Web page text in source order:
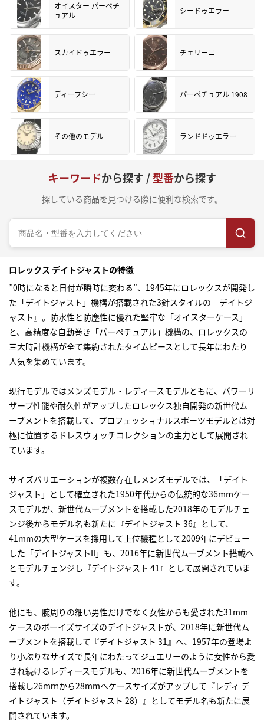
オイスター パーペチ
ュアル
シードゥエラー
スカイドゥエラー チェリーニ
ディープシー パーペチュアル 1908
その他のモデル ランドドゥエラー
キーワードから探す /型番から探す
探している商品を見つける際に便利な検索です。
ロレックス デイトジャストの特徴
”0時になると日付が瞬時に変わる”、1945年にロレックスが開発し
た「デイトジャスト」機構が搭載された3針スタイルの『デイトジ
ャスト』。防水性と防塵性に優れた堅牢な「オイスターケース」
と、高精度な自動巻き「パーペチュアル」機構の、ロレックスの
三大時計機構が全て集約されたタイムピースとして長年にわたり
人気を集めています。
現行モデルではメンズモデル・レディースモデルともに、パワーリ
ザーブ性能や耐久性がアップしたロレックス独自開発の新世代ム
ーブメントを搭載して、プロフェッショナルスポーツモデルとは対
極に位置するドレスウォッチコレクションの主力として展開され
ています。
サイズバリエーションが複数存在しメンズモデルでは、「デイト
ジャスト」として確立された1950年代からの伝統的な36mmケー
スモデルが、新世代ムーブメントを搭載した2018年のモデルチェ
ンジ後からモデル名も新たに『デイトジャスト 36』として、
41mmの大型ケースを採用して上位機種として2009年にデビュー
した「デイトジャストII」も、2016年に新世代ムーブメント搭載へ
とモデルチェンジし『デイトジャスト 41』として展開されていま
す。
他にも、腕周りの細い男性だけでなく女性からも愛された31mm
ケースのボーイズサイズのデイトジャストが、2018年に新世代ム
ーブメントを搭載して『デイトジャスト 31』へ、1957年の登場よ
り小ぶりなサイズで長年にわたってジュエリーのように女性から愛
され続けるレディースモデルも、2016年に新世代ムーブメントを
搭載し26mｍから28mmへケースサイズがアップして『レディ デ
イトジャスト（デイトジャスト 28）』としてモデル名も新たに展
開されています。